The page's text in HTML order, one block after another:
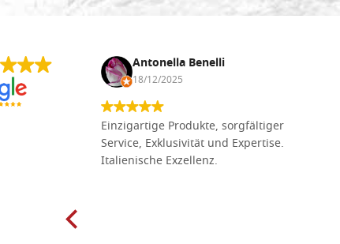
Antonella Benelli
18/12/2025
Einzigartige Produkte, sorgfältiger
Service, Exklusivität und Expertise.
Italienische Exzellenz.